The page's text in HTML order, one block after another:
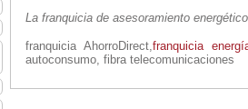
La franquicia de asesoramiento
franquicia AhorroDirect,franquicia
autoconsumo, fibra telecomunicaciones